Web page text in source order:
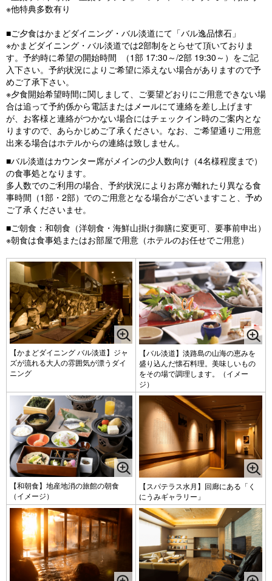
※他特典多数有り
■ご夕食はかまどダイニング・バル淡道にて「バル逸品懐石」
※かまどダイニング・バル淡道では2部制をとらせて頂いておりま
す。予約時に希望の開始時間 （1部 17:30～/2部 19:30～）をご記
入下さい。予約状況によりご希望に添えない場合がありますので予
めご了承下さい。
※夕食開始希望時間に関しまして、ご要望どおりにご用意できない場
合は追って予約係から電話またはメールにて連絡を差し上げます
が、お客様と連絡がつかない場合にはチェックイン時のご案内とな
りますので、あらかじめご了承ください。なお、ご希望通りご用意
出来る場合はホテルからの連絡は致しません。
■バル淡道はカウンター席がメインの少人数向け（4名様程度まで）
の食事処となります。
多人数でのご利用の場合、予約状況によりお席が離れたり異なる食
事時間（1部・2部）でのご用意となる場合がございますこと、予め
ご了承くださいませ。
■ご朝食：和朝食（洋朝食・海鮮山掛け御膳に変更可、要事前申出）
※朝食は食事処またはお部屋で用意（ホテルのお任せでご用意）
【かまどダイニング バル淡道】ジャ
ズが流れる大人の雰囲気が漂うダイ
ニング
【バル淡道】淡路島の山海の恵みを
盛り込んだ懐石料理。美味しいもの
をその場で調理します。（イメー
ジ）
【和朝食】地産地消の旅館の朝食
（イメージ）
【スパテラス水月】回廊にある「く
にうみギャラリー」